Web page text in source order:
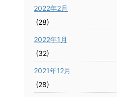
2022年2月
(28)
2022年1月
(32)
2021年12月
(28)